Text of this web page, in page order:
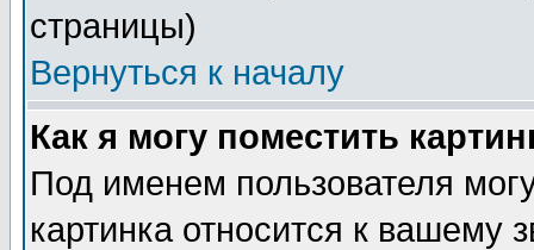
страницы)
Вернуться к началу
Как я могу поместить
Под именем пользователя
картинка относится к вашему